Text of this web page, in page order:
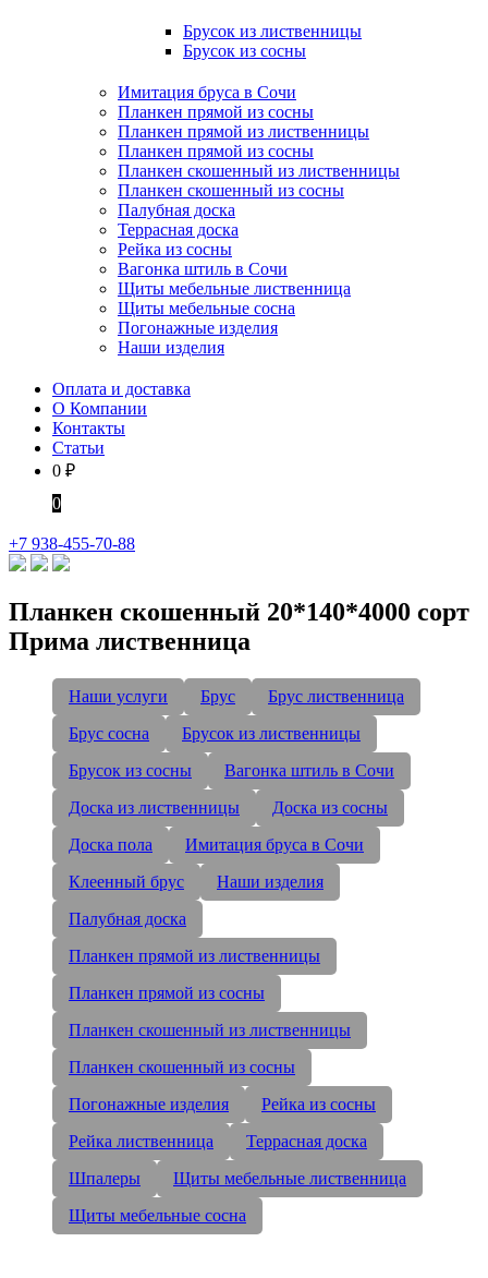
Брусок из лиственницы
Брусок из сосны
Имитация бруса в Сочи
Планкен прямой из сосны
Планкен прямой из лиственницы
Планкен прямой из сосны
Планкен скошенный из лиственницы
Планкен скошенный из сосны
Палубная доска
Террасная доска
Рейка из сосны
Вагонка штиль в Сочи
Щиты мебельные лиственница
Щиты мебельные сосна
Погонажные изделия
Наши изделия
Оплата и доставка
О Компании
Контакты
Статьи
0 ₽
0
+7 938-455-70-88
Планкен скошенный 20*140*4000 сорт
Прима лиственница
Наши услуги Брус
Брус лиственница
Брус сосна
Брусок из лиственницы
Брусок из сосны
Вагонка штиль в Сочи
Доска из лиственницы
Доска из сосны
Доска пола
Имитация бруса в Сочи
Клеенный брус
Наши изделия
Палубная доска
Планкен прямой из лиственницы
Планкен прямой из сосны
Планкен скошенный из лиственницы
Планкен скошенный из сосны
Погонажные изделия
Рейка из сосны
Рейка лиственница
Террасная доска
Шпалеры
Щиты мебельные лиственница
Щиты мебельные сосна